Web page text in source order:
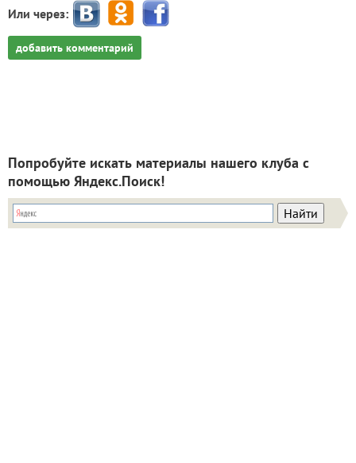
Или через:
добавить комментарий
Попробуйте искать материалы нашего клуба с
помощью Яндекс.Поиск!